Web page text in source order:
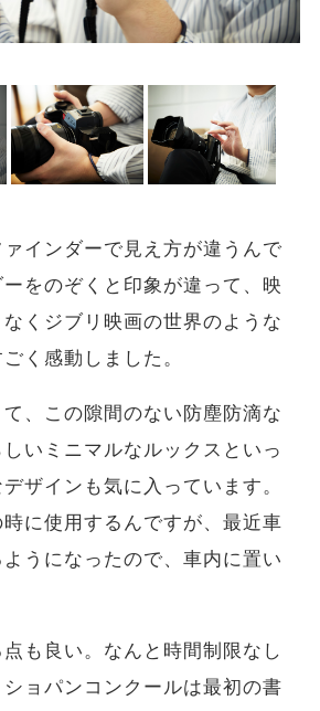
インダーで見え方が違うんで
をのぞくと印象が違って、映
くジブリ映画の世界のような
く感動しました。
、この隙間のない防塵防滴な
いミニマルなルックスといっ
ザインも気に入っています。
に使用するんですが、最近車
うになったので、車内に置い
も良い。なんと時間制限なし
ョパンコンクールは最初の書